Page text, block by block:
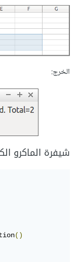
الخرج:
شيفرة الماكرو
()